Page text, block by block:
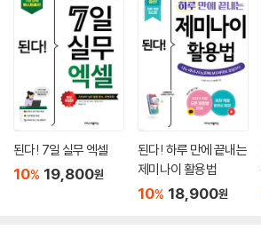
된다! 7일 실무 엑셀
10% 19,800원
된다! 하루 만에 끝내는
제미나이 활용법
10% 18,900원